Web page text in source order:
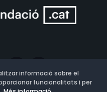
informació sobre el
funcionalitats i per